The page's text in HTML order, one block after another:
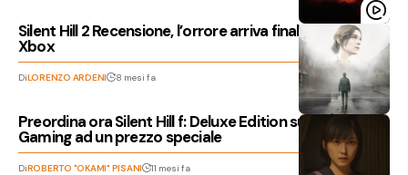
Silent Hill 2 Recensione, l’orrore arriva finalmente su
Xbox
DiLORENZO ARDENI 8 mesi fa
Preordina ora Silent Hill f: Deluxe Edition su Instant
Gaming ad un prezzo speciale
DiROBERTO "OKAMI" PISANI 11 mesi fa